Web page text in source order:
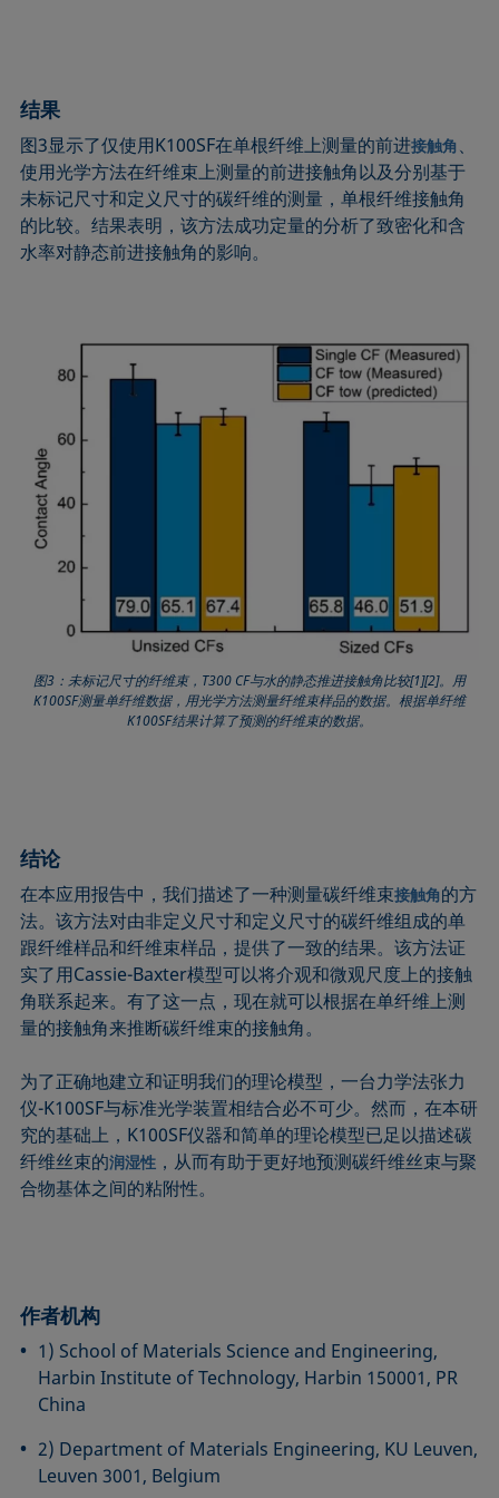
结果
图3显示了仅使用K100SF在单根纤维上测量的前进接触角 、
使用光学方法在纤维束上测量的前进接触角以及分别基于
未标记尺寸和定义尺寸的碳纤维的测量，单根纤维接触角
的比较。结果表明，该方法成功定量的分析了致密化和含
水率对静态前进接触角的影响。
图3：未标记尺寸的纤维束，T300 CF与水的静态推进接触角比较[1][2]。用
K100SF测量单纤维数据，用光学方法测量纤维束样品的数据。根据单纤维
K100SF结果计算了预测的纤维束的数据。
结论
在本应用报告中，我们描述了一种测量碳纤维束接触角的方
法。该方法对由非定义尺寸和定义尺寸的碳纤维组成的单
跟纤维样品和纤维束样品，提供了一致的结果。该方法证
实了用Cassie-Baxter模型可以将介观和微观尺度上的接触
角联系起来。有了这一点，现在就可以根据在单纤维上测
量的接触角来推断碳纤维束的接触角。
为了正确地建立和证明我们的理论模型，一台力学法张力
仪-K100SF与标准光学装置相结合必不可少。然而，在本研
究的基础上，K100SF仪器和简单的理论模型已足以描述碳
纤维丝束的润湿性 ，从而有助于更好地预测碳纤维丝束与聚
合物基体之间的粘附性。
作者机构
1) School of Materials Science and Engineering,
Harbin Institute of Technology, Harbin 150001, PR
China
2) Department of Materials Engineering, KU Leuven,
Leuven 3001, Belgium